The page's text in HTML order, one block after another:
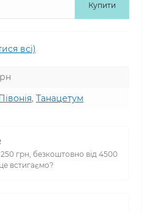
Купити
всі)
, Танацетум
грн, безкоштовно від 4500
встигаємо?